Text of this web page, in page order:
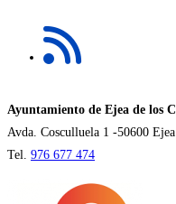
en
nueva
pestaña
Ayuntamiento de Ejea de los
Avda. Cosculluela 1 -50600
Tel. 976 677 474